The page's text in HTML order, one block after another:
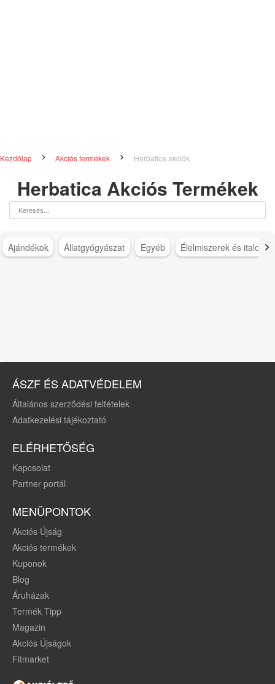
Kezdőlap Akciós termékek Herbatica akciók
Herbatica Akciós Termékek
Ajándékok Állatgyógyászat Egyéb Élelmiszerek és italok
ÁSZF ÉS ADATVÉDELEM
Általános szerződési feltételek
Adatkezelési tájékoztató
ELÉRHETŐSÉG
Kapcsolat
Partner portál
MENÜPONTOK
Akciós Újság
Akciós termékek
Kuponok
Blog
Áruházak
Termék Tipp
Magazin
Akciós Újságok
Fitmarket